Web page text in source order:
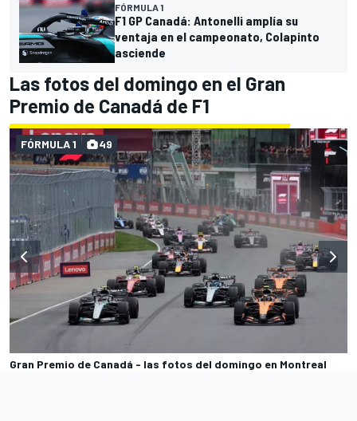
FÓRMULA 1
F1 GP Canadá: Antonelli amplía su
ventaja en el campeonato, Colapinto
asciende
Las fotos del domingo en el Gran
Premio de Canadá de F1
Gran Premio de Canadá - las fotos del domingo en Montreal
FÓRMULA 1 49